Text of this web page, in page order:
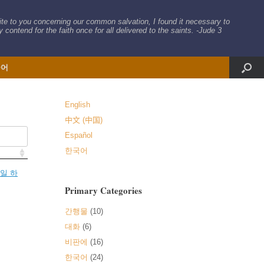
to you concerning our common salvation, I found it necessary to
contend for the faith once for all delivered to the saints. -Jude 3
하
English
中文 (中国)
Español
한국어
Primary Categories
간행물 (10)
대화 (6)
비판에 (16)
한국어 (24)